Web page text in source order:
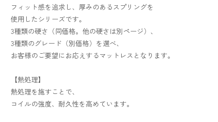
フィット感を追求し、厚みのあるスプリングを
使用したシリーズです。
3種類の硬さ（同価格。他の硬さは別ページ）、
3種類のグレード（別価格）を選べ、
お客様のご要望にお応えするマットレスとなります。
【熱処理】
熱処理を施すことで、
コイルの強度、耐久性を高めています。